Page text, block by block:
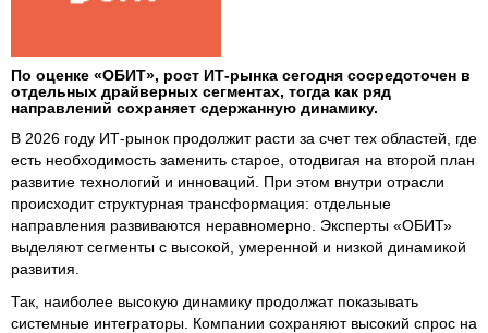
По оценке «ОБИТ», рост ИТ-рынка сегодня сосредоточен в
отдельных драйверных сегментах, тогда как ряд
направлений сохраняет сдержанную динамику.
В 2026 году ИТ-рынок продолжит расти за счет тех областей, где
есть необходимость заменить старое, отодвигая на второй план
развитие технологий и инноваций. При этом внутри отрасли
происходит структурная трансформация: отдельные
направления развиваются неравномерно. Эксперты «ОБИТ»
выделяют сегменты с высокой, умеренной и низкой динамикой
развития.
Так, наиболее высокую динамику продолжат показывать
системные интеграторы. Компании сохраняют высокий спрос на